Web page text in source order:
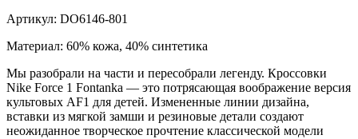
Артикул: DO6146-801
Материал: 60% кожа, 40% синтетика
Мы разобрали на части и пересобрали легенду. Кроссовки
Nike Force 1 Fontanka — это потрясающая воображение версия
культовых AF1 для детей. Измененные линии дизайна,
вставки из мягкой замши и резиновые детали создают
неожиданное творческое прочтение классической модели